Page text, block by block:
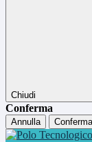
Chiudi
Conferma
Annulla
Conferma